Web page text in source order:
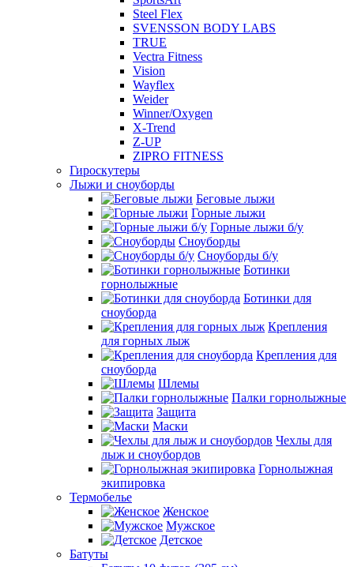
Steel Flex
SVENSSON BODY LABS
TRUE
Vectra Fitness
Vision
Wayflex
Weider
Winner/Oxygen
X-Trend
Z-UP
ZIPRO FITNESS
Гироскутеры
Лыжи и сноуборды
Беговые лыжи
Горные лыжи
Горные лыжи б/у
Сноуборды
Сноуборды б/у
Ботинки
горнолыжные
Ботинки для
сноуборда
Крепления
для горных лыж
Крепления для
сноуборда
Шлемы
Палки горнолыжные
Защита
Маски
Чехлы для
лыж и сноубордов
Горнолыжная
экипировка
Термобелье
Женское
Мужское
Детское
Батуты